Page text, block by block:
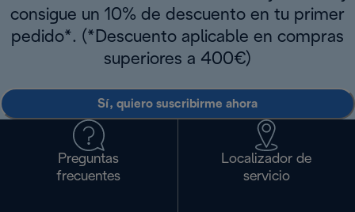
consigue un 10% de descuento en tu primer
pedido*. (*Descuento aplicable en compras
superiores a 400€)
Sí, quiero suscribirme ahora
Preguntas
frecuentes
Localizador de
servicio